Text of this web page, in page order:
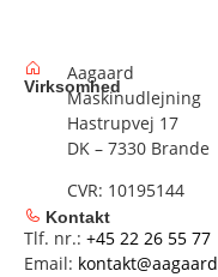
Virksomhed
Aagaard
Maskinudlejning
Hastrupvej 17
DK – 7330 Brande
CVR: 10195144
Kontakt
Tlf. nr.: +45 22 26 55 77
Email: